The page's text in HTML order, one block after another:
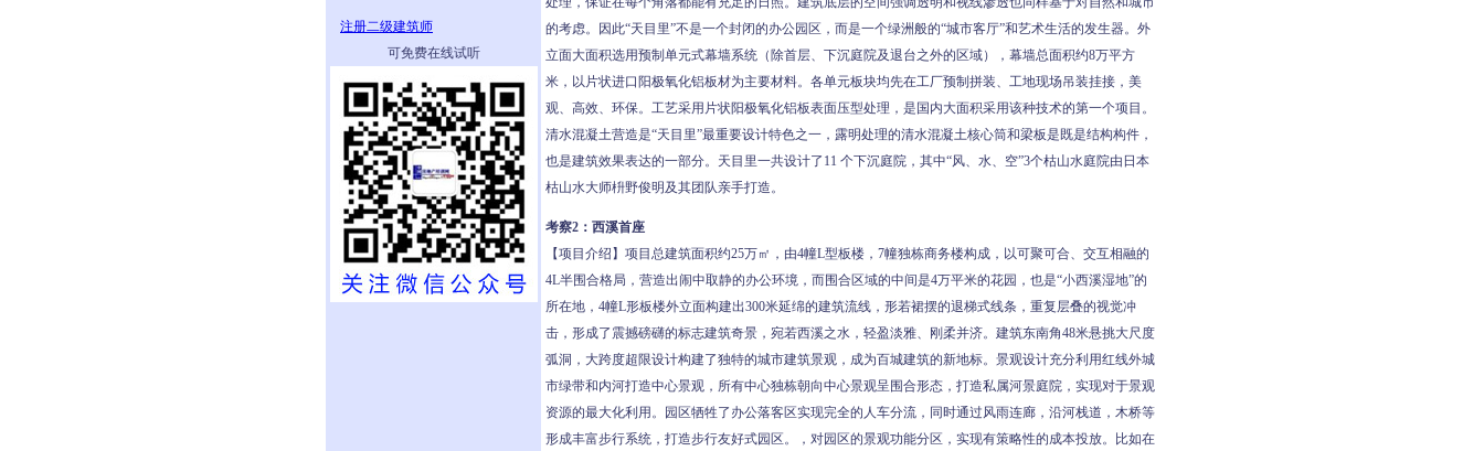
注册二级建筑师
可免费在线试听
的考虑。因此“天目里”不是一个封闭的办公园区，而是一个绿洲般的“城市客厅”和艺术生活的发生器。外
立面大面积选用预制单元式幕墙系统（除首层、下沉庭院及退台之外的区域），幕墙总面积约8万平方
米，以片状进口阳极氧化铝板材为主要材料。各单元板块均先在工厂预制拼装、工地现场吊装挂接，美
观、高效、环保。工艺采用片状阳极氧化铝板表面压型处理，是国内大面积采用该种技术的第一个项目。
清水混凝土营造是“天目里”最重要设计特色之一，露明处理的清水混凝土核心筒和梁板是既是结构构件，
也是建筑效果表达的一部分。天目里一共设计了11 个下沉庭院，其中“风、水、空”3个枯山水庭院由日本
枯山水大师枡野俊明及其团队亲手打造。
考察2：西溪首座
【项目介绍】项目总建筑面积约25万㎡，由4幢L型板楼，7幢独栋商务楼构成，以可聚可合、交互相融的
4L半围合格局，营造出闹中取静的办公环境，而围合区域的中间是4万平米的花园，也是“小西溪湿地”的
所在地，4幢L形板楼外立面构建出300米延绵的建筑流线，形若裙摆的退梯式线条，重复层叠的视觉冲
击，形成了震撼磅礴的标志建筑奇景，宛若西溪之水，轻盈淡雅、刚柔并济。建筑东南角48米悬挑大尺度
弧洞，大跨度超限设计构建了独特的城市建筑景观，成为百城建筑的新地标。景观设计充分利用红线外城
市绿带和内河打造中心景观，所有中心独栋朝向中心景观呈围合形态，打造私属河景庭院，实现对于景观
资源的最大化利用。园区牺牲了办公落客区实现完全的人车分流，同时通过风雨连廊，沿河栈道，木桥等
形成丰富步行系统，打造步行友好式园区。，对园区的景观功能分区，实现有策略性的成本投放。比如在